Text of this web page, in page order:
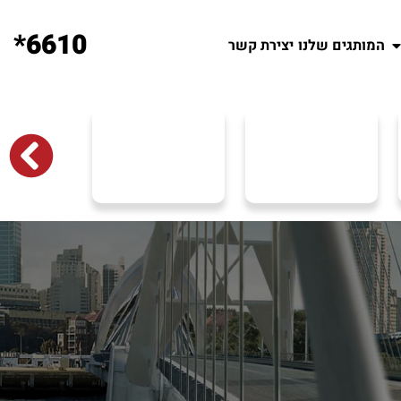
המותגים שלנו יצירת קשר 6610*